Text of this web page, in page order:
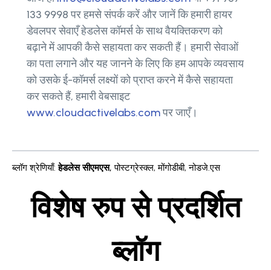
133 9998 पर हमसे संपर्क करें और जानें कि हमारी हायर
डेवलपर सेवाएँ हेडलेस कॉमर्स के साथ वैयक्तिकरण को
बढ़ाने में आपकी कैसे सहायता कर सकती हैं। हमारी सेवाओं
का पता लगाने और यह जानने के लिए कि हम आपके व्यवसाय
को उसके ई-कॉमर्स लक्ष्यों को प्राप्त करने में कैसे सहायता
कर सकते हैं, हमारी वेबसाइट
www.cloudactivelabs.comपर जाएँ।
ब्लॉग श्रेणियाँ: हेडलेस सीएमएस, पोस्टग्रेस्क्ल,मोंगोडीबी,नोडजे.एस
विशेष रुप से प्रदर्शित
ब्लॉग